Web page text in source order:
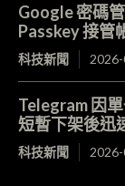
Google 密碼
Passkey 接管
科技新聞
Telegram 因
短暫下架後迅
科技新聞